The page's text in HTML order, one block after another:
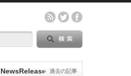
NewsRelease 過去の記事